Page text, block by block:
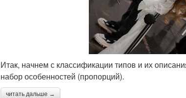
Итак, начнем с классификации типов и их
набор особенностей (пропорций).
читать дальше →